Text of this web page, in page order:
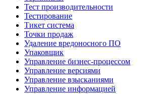
Тест производительности
Тестирование
Тикет система
Точки продаж
Удаление вредоносного ПО
Упаковщик
Управление бизнес-процессом
Управление версиями
Управление взысканиями
Управление информацией